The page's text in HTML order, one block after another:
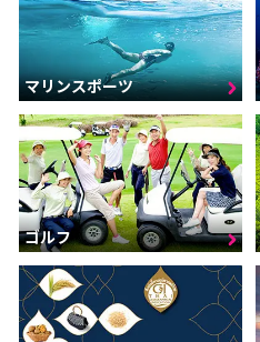
マリンスポーツ
ゴルフ